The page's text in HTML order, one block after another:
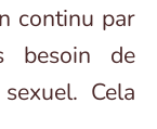
continu par
besoin de
Cela